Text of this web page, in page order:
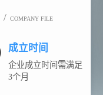
/ COMPANY FILE
成立时间
企业成立时间需满足
3个月